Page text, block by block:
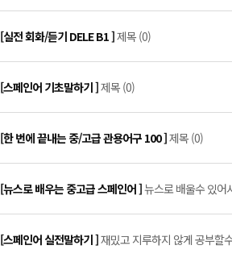
[실전 회화/듣기 DELE B1 ]제목 (0)
[스페인어 기초말하기 ]제목 (0)
[한 번에 끝내는 중/고급 관용어구 100 ]제목 (0)
[뉴스로 배우는 중고급 스페인어 ]뉴스로 배울수 있어
[스페인어 실전말하기 ]재밌고 지루하지 않게 공부할